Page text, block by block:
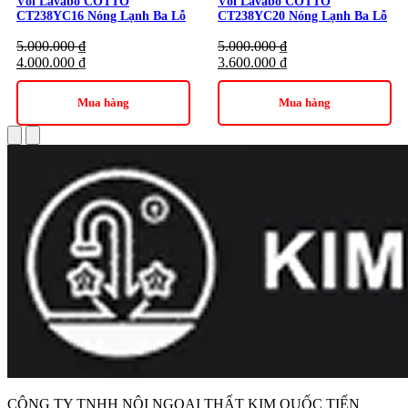
Lượng nước chảy êm ái
Tiết kiệm nước
Lắp đặt đơn giản
Hãy sở hữu ngayVòi Lavabo COTTO CT202AY Thân
Cao Nóng Lạnhđể nâng tầm đẳng cấp cho không gian phòng
tắm của bạn! Liên hệKim Quốc Tiếnđể được tư vấn và hỗ trợ
Danh mục: Thiết Bị Vệ Sinh|Vòi Lavabo
Cotto
Vòi Lavabo Cotto Nóng Lạnh
Thương hiệu: Thiết bị vệ sinh COTTO
CT238YC16 Nóng Lạnh Ba Lỗ
5.000.000₫
4.000.000 ₫
Mua hàng
CT238YC20 Nóng Lạnh Ba Lỗ
5.000.000₫
3.600.000 ₫
Mua hàng
CÔNG TY TNHH NỘI NGOẠI THẤT KIM QUỐC TIẾN